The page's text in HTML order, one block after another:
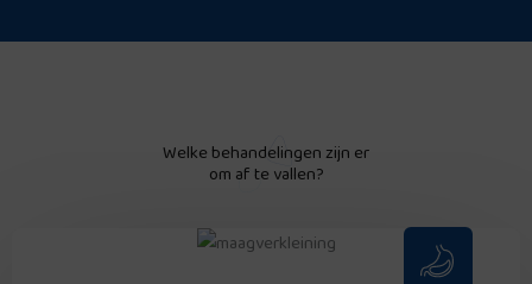
Welke behandelingen zijn er
om af te vallen?